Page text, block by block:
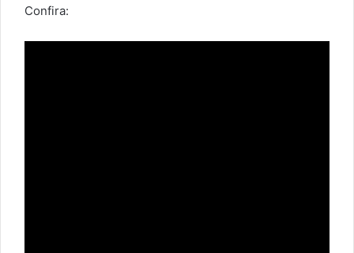
Confira: